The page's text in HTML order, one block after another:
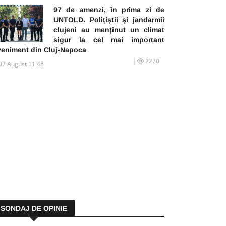
97 de amenzi, în prima zi de
UNTOLD. Polițiștii și jandarmii
clujeni au menținut un climat
sigur la cel mai important
din Cluj-Napoca
August 11:48 2270
SONDAJ DE OPINIE